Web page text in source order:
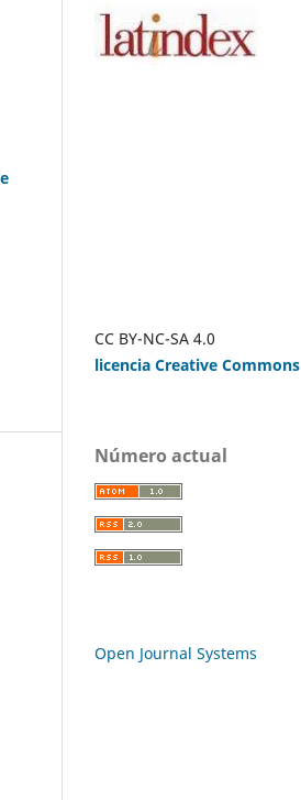
CC BY-NC-SA 4.0
licencia Creative Commons
Número actual
Open Journal Systems